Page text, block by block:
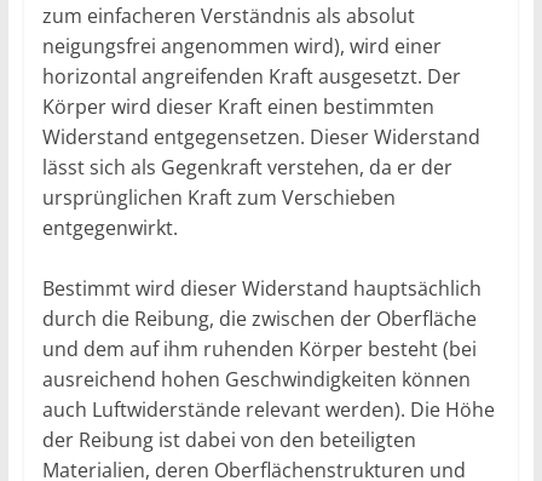
zum einfacheren Verständnis als absolut
neigungsfrei angenommen wird), wird einer
horizontal angreifenden Kraft ausgesetzt. Der
Körper wird dieser Kraft einen bestimmten
Widerstand entgegensetzen. Dieser Widerstand
lässt sich als Gegenkraft verstehen, da er der
ursprünglichen Kraft zum Verschieben
entgegenwirkt.
Bestimmt wird dieser Widerstand hauptsächlich
durch die Reibung, die zwischen der Oberfläche
und dem auf ihm ruhenden Körper besteht (bei
ausreichend hohen Geschwindigkeiten können
auch Luftwiderstände relevant werden). Die Höhe
der Reibung ist dabei von den beteiligten
Materialien, deren Oberflächenstrukturen und